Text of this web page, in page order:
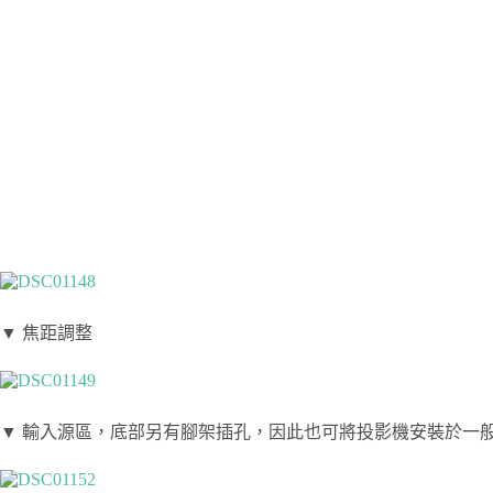
▼ 焦距調整
▼ 輸入源區，底部另有腳架插孔，因此也可將投影機安裝於一